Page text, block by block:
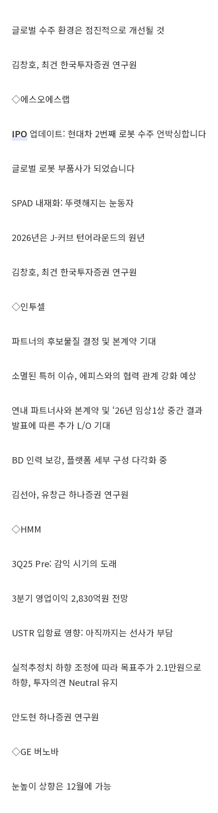
글로벌 수주 환경은 점진적으로 개선될 것
김창호, 최건 한국투자증권 연구원
◇에스오에스랩
IPO 업데이트: 현대차 2번째 로봇 수주 언박싱합니다
글로벌 로봇 부품사가 되었습니다
SPAD 내재화: 뚜렷해지는 눈동자
2026년은 J-커브 턴어라운드의 원년
김창호, 최건 한국투자증권 연구원
◇인투셀
파트너의 후보물질 결정 및 본계약 기대
소멸된 특허 이슈, 에피스와의 협력 관계 강화 예상
연내 파트너사와 본계약 및 ‘26년 임상1상 중간 결과
발표에 따른 추가 L/O 기대
BD 인력 보강, 플랫폼 세부 구성 다각화 중
김선아, 유창근 하나증권 연구원
◇HMM
3Q25 Pre: 감익 시기의 도래
3분기 영업이익 2,830억원 전망
USTR 입항료 영향: 아직까지는 선사가 부담
실적추정치 하향 조정에 따라 목표주가 2.1만원으로
하향, 투자의견 Neutral 유지
안도현 하나증권 연구원
◇GE 버노바
눈높이 상향은 12월에 가능